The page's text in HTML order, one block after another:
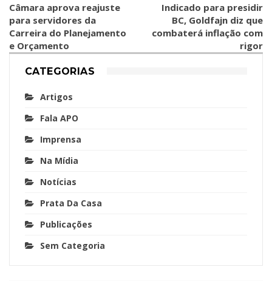
Câmara aprova reajuste
para servidores da
Carreira do Planejamento
e Orçamento
Indicado para presidir
BC, Goldfajn diz que
combaterá inflação com
rigor
CATEGORIAS
Artigos
Fala APO
Imprensa
Na Mídia
Notícias
Prata Da Casa
Publicações
Sem Categoria